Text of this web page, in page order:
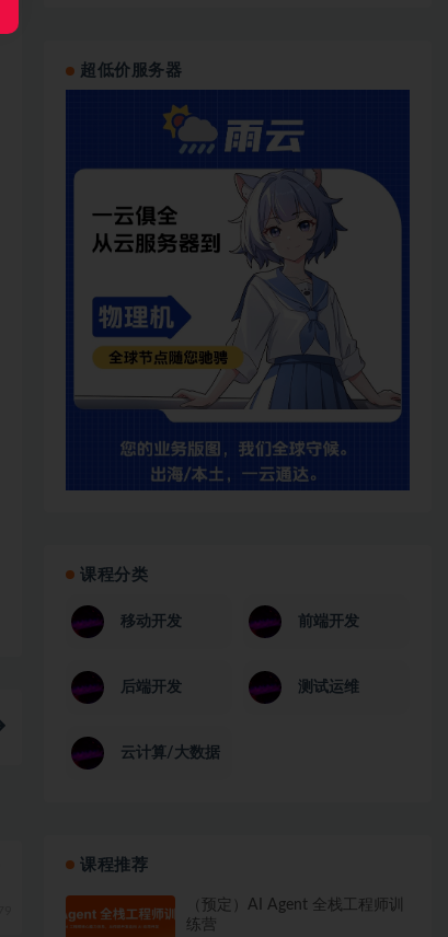
超低价服务器
课程分类
移动开发 前端开发
后端开发 测试运维
云计算/大数据
课程推荐
（预定）AI Agent 全栈工程师训
练营